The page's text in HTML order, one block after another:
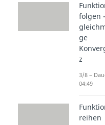
Am
einer
Wir
auf
folgen -
ge
z
3/8 –
04:49
reihen